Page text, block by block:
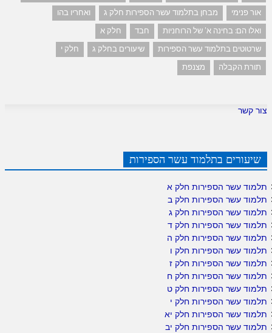
אור פנימי
מבחן בתלמוד עשר הספירות חלק ג
ואחריו בהו
ואלו הם: בחינה א' של הרוחניות
חבד
חלק א
שרטוטים בתלמוד עשר הספירות
שיעורים בחלק ג
חלק י
תורת הקבלה
מצנפת
צור קשר
שיעורים בתלמוד עשר הספירות
תלמוד עשר הספירות חלק א
תלמוד עשר הספירות חלק ב
תלמוד עשר הספירות חלק ג
תלמוד עשר הספירות חלק ד
תלמוד עשר הספירות חלק ה
תלמוד עשר הספירות חלק ו
תלמוד עשר הספירות חלק ז
תלמוד עשר הספירות חלק ח
תלמוד עשר הספירות חלק ט
תלמוד עשר הספירות חלק י
תלמוד עשר הספירות חלק יא
תלמוד עשר הספירות חלק יב